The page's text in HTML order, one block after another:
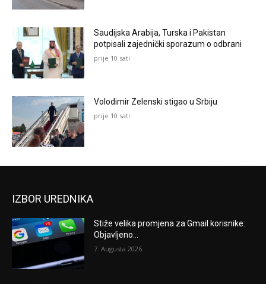
Saudijska Arabija, Turska i Pakistan
potpisali zajednički sporazum o odbrani
prije 10 sati
Volodimir Zelenski stigao u Srbiju
prije 10 sati
IZBOR UREDNIKA
Stiže velika promjena za Gmail korisnike:
Objavljeno...
7. Augusta 2026.